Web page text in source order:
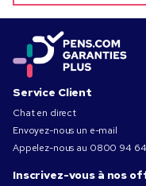
Service Client
Chat en direct
Envoyez-nous un e-mail
Appelez-nous au 0800 94
Inscrivez-vous à nos